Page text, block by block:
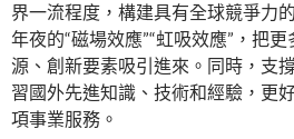
界一流程度，構建具有全球競爭力
年夜的“磁場效應”“虹吸效應”，把
源、創新要素吸引進來。同時，支
習國外先進知識、技術和經驗，更
項事業服務。